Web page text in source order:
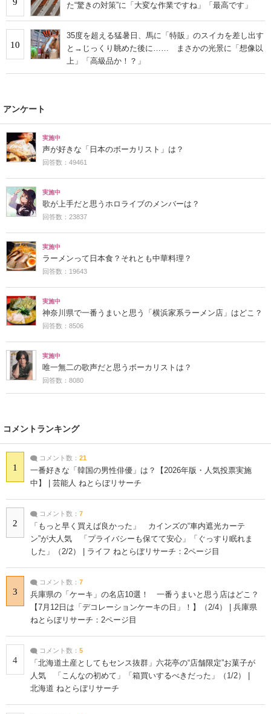
た“驚きの対策”に「大変な作業ですね」「最高です」
10
35度を超える猛暑日、馬に「特販」のスイカを差し出す
と→じっくり眺めた後に…… まさかの光景に「想像以
上」「高級品か！？」
アンケート
実施中
声が好きな「日本のボーカリスト」は？
回答数：49461
実施中
歌が上手だと思うホロライブのメンバーは？
回答数：23837
実施中
ラーメンって日本食？それとも中華料理？
回答数：19643
実施中
神奈川県で一番うまいと思う「横浜家系ラーメン店」はどこ？
回答数：8506
実施中
唯一無二の歌声だと思うボーカリストは？
回答数：8080
コメントランキング
1
コメント数： 21
一番好きな「韓国の男性俳優」は？【2026年版・人気投票実施
中】 | 芸能人 ねとらぼリサーチ
2
コメント数： 7
「もっと早く買えば良かった」 カインズの“車内遮光カーテ
ン”が大人気 「プライバシーも保てて安心」「ぐっすり眠れま
した」（2/2） | ライフ ねとらぼリサーチ：2ページ目
3
コメント数： 7
兵庫県の「ケーキ」の名店10選！ 一番うまいと思う店はどこ？
【7月12日は「デコレーションケーキの日」！】（2/4） | 兵庫県
ねとらぼリサーチ：2ページ目
4
コメント数： 5
「北海道土産としてもセンス抜群」六花亭の“店舗限定”お菓子が
人気 「こんなの初めて」「箱買いするべきだった」（1/2） |
北海道 ねとらぼリサーチ